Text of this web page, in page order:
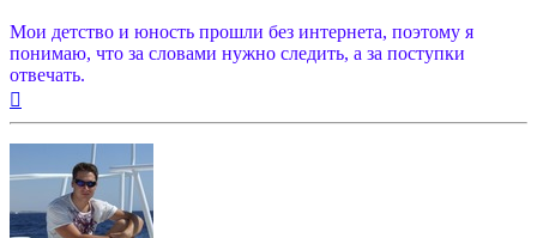
Мои детство и юность прошли без интернета, поэтому я
понимаю, что за словами нужно следить, а за поступки
отвечать.